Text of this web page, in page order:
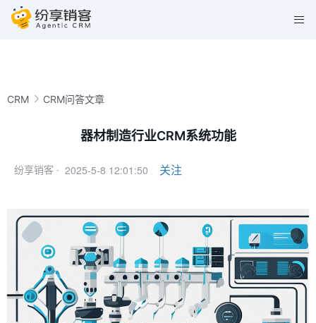
CRM CRM问答文章
器材制造行业CRM系统功能
纷享销客 · 2025-5-8 12:01:50 关注